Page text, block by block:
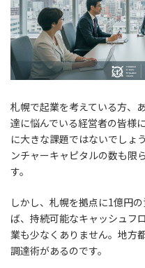
札幌で起業を考えている方、
達に悩んでいる経営者の皆様
に大きな課題ではないでしょ
ンチャーキャピタルの数も限
す。
しかし、札幌を拠点に1億円
ば、持続可能なキャッシュフ
業も少なくありません。地方
調達術があるのです。